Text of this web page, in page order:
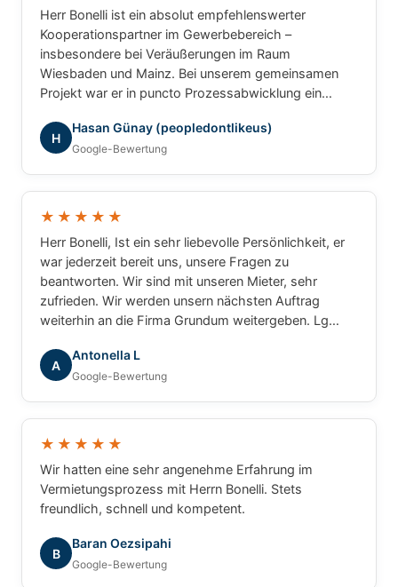
Herr Bonelli ist ein absolut empfehlenswerter
Kooperationspartner im Gewerbebereich –
insbesondere bei Veräußerungen im Raum
Wiesbaden und Mainz. Bei unserem gemeinsamen
Projekt war er in puncto Prozessabwicklung ein
ergebnisorientiert. Für gewerbliche Transaktionen
würde ich jederzeit wieder mit ihm
zusammenarbeiten.
H
Hasan Günay (peopledontlikeus)
Google-Bewertung
★★★★★
Herr Bonelli, Ist ein sehr liebevolle Persönlichkeit, er
war jederzeit bereit uns, unsere Fragen zu
beantworten. Wir sind mit unseren Mieter, sehr
zufrieden. Wir werden unsern nächsten Auftrag
weiterhin an die Firma Grundum weitergeben. Lg
A
Antonella L
Google-Bewertung
★★★★★
Wir hatten eine sehr angenehme Erfahrung im
Vermietungsprozess mit Herrn Bonelli. Stets
freundlich, schnell und kompetent.
B
Baran Oezsipahi
Google-Bewertung